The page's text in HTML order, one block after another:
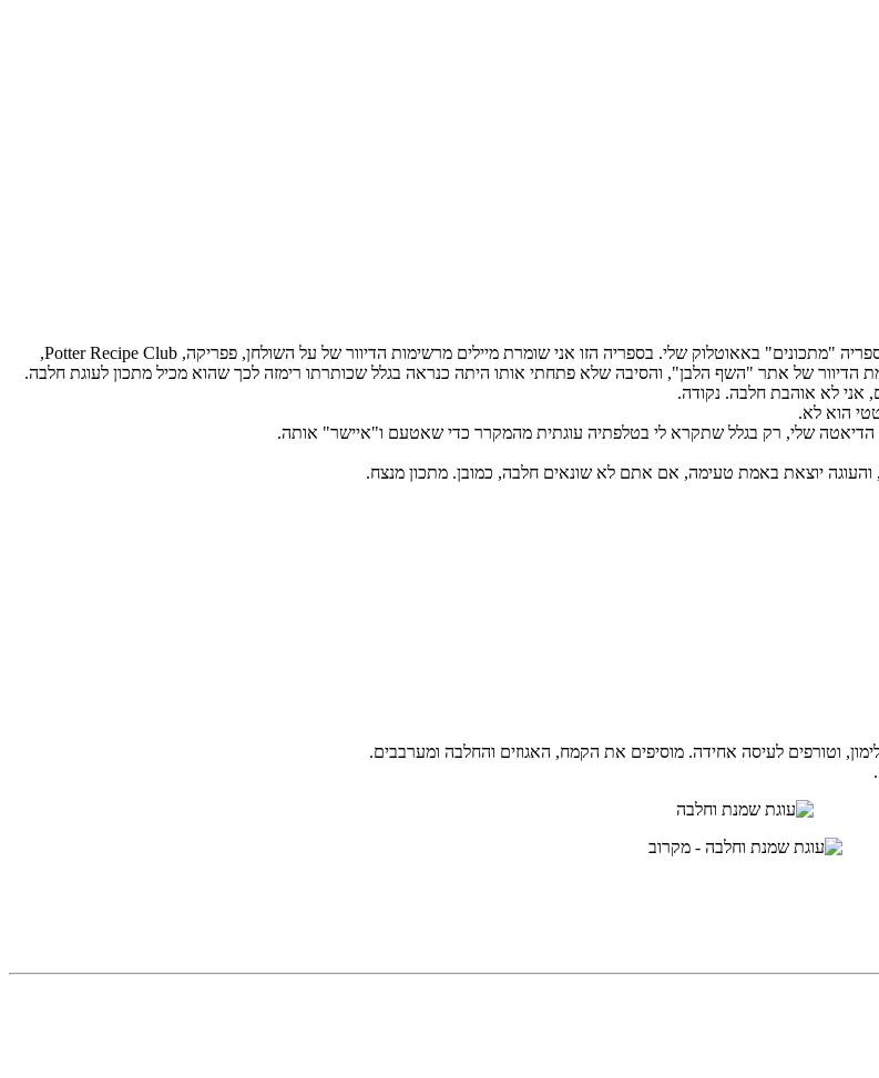
שלשום עשיתי קצת סדר באימיילים שלי, שכלל מעבר על כל האימיילים שעדיין לא קראתי בספריה "מתכונים" באאוטלוק שלי. בספריה הזו אני שומרת מיילים מרשימות הדיוור של על השולחן, פפריקה, Potter Recipe Club,
של אתר "השף הלבן", והסיבה שלא פתחתי אותו היתה כנראה בגלל שכותרתו רימזה לכך שהוא מכיל מתכון לעוגת חלבה.
אני לא אוהבת חלבה. נקודה.
הדיאטה שלי, רק בגלל שתקרא לי בטלפתיה עוגתית מהמקרר כדי שאטעם ו"איישר" אותה.
והעוגה יוצאת באמת טעימה, אם אתם לא שונאים חלבה, כמובן. מתכון מנצח.
וטורפים לעיסה אחידה. מוסיפים את הקמח, האגוזים והחלבה ומערבבים.